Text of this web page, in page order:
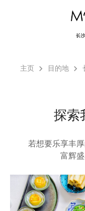
主页 目的地
探索
若想要乐享丰
富辉